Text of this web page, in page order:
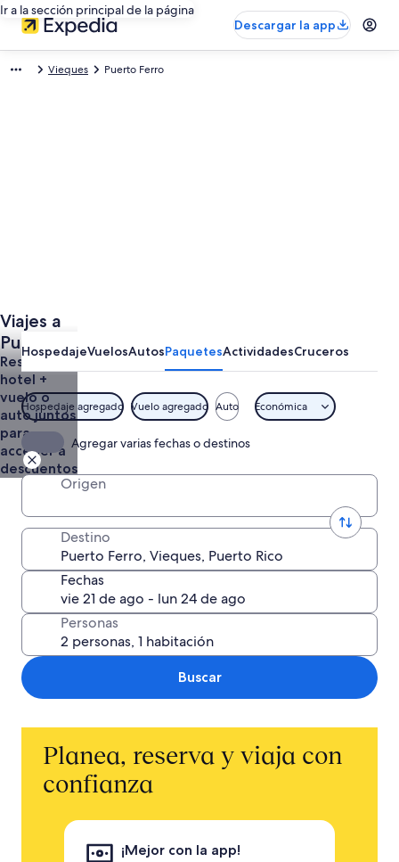
Ir a la sección principal de la página
Descargar la app
Vieques Puerto Ferro
Viajes a
Puerto
Ferro
Todo
Incluido
Vuelo +
Hotel
Reserva un
hotel +
vuelo o
auto juntos
para
acceder a
descuentos
HospedajeVuelosAutosPaquetesActividadesCruceros
Hospedaje agregado Vuelo agregado Auto Económica
Agregar varias fechas o destinos
Origen
Destino
Fechas
Personas
Buscar
Planea, reserva y viaja con
confianza
¡Mejor con la app!